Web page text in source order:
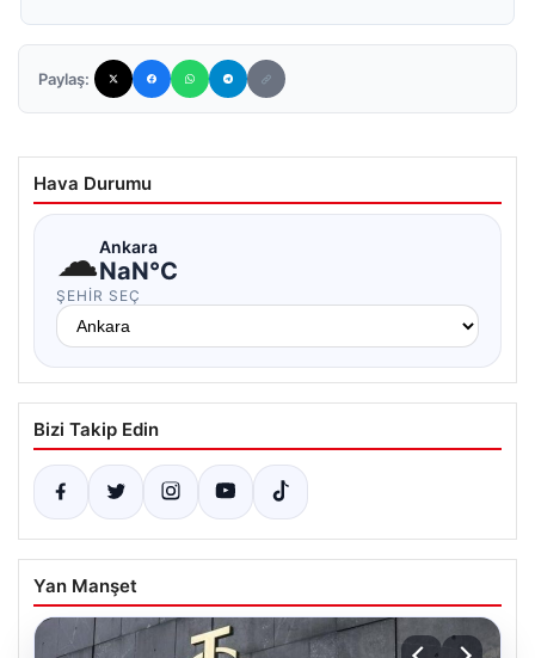
Paylaş:
Hava Durumu
☁Ankara
NaN°C
ŞEHIR SEÇ
Bizi Takip Edin
Yan Manşet